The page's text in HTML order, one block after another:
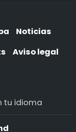
Noticias
Aviso legal
tu idioma